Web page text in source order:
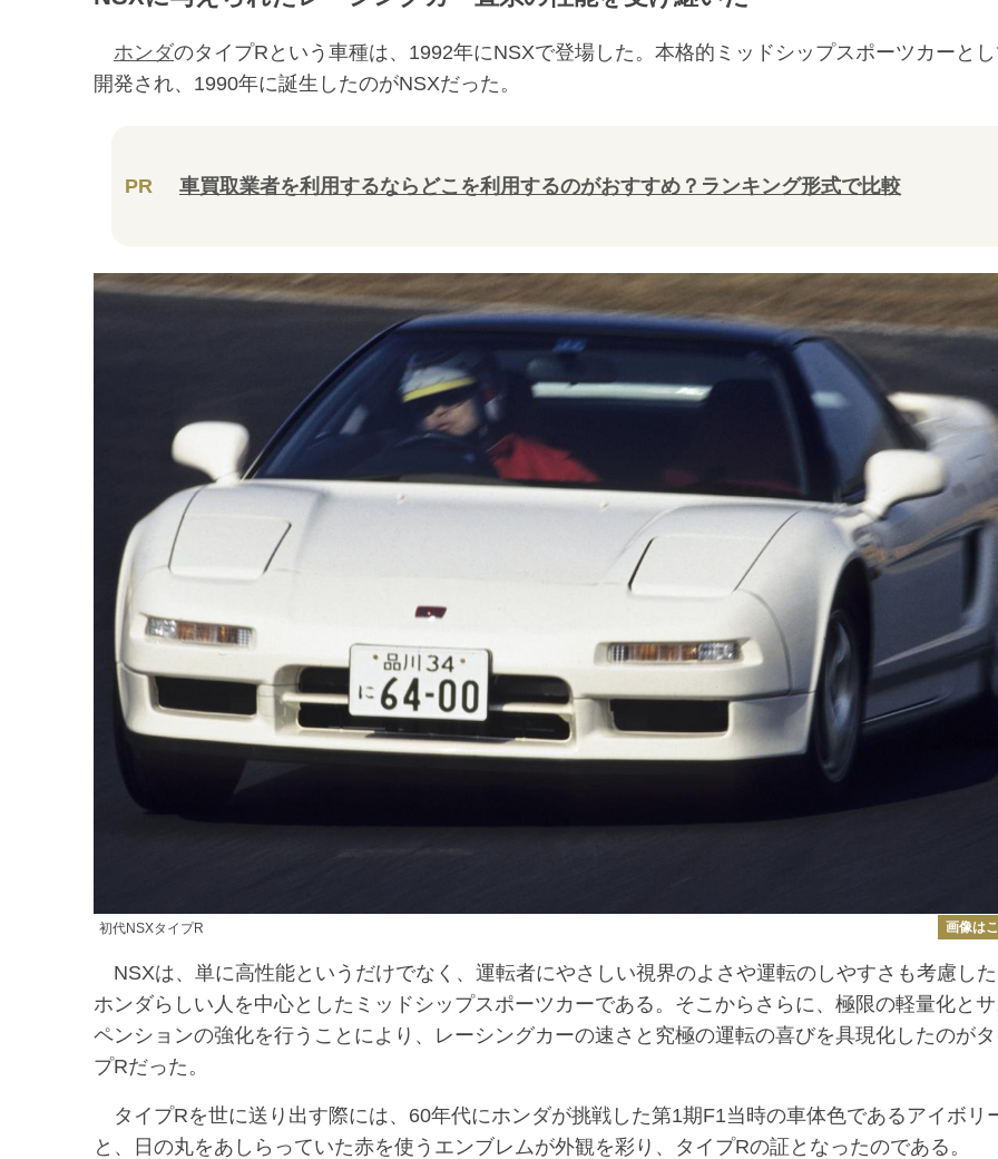
ホンダのタイプRという車種は、1992年にNSXで登場した。本格的ミッドシップスポーツカーと
開発され、1990年に誕生したのがNSXだった。
PR 車買取業者を利用するならどこを利用するのがおすすめ？ランキング形式で比較
初代NSXタイプR 画像は
NSXは、単に高性能というだけでなく、運転者にやさしい視界のよさや運転のしやすさも考慮し
ホンダらしい人を中心としたミッドシップスポーツカーである。そこからさらに、極限の軽量化と
ペンションの強化を行うことにより、レーシングカーの速さと究極の運転の喜びを具現化したのが
プRだった。
タイプRを世に送り出す際には、60年代にホンダが挑戦した第1期F1当時の車体色であるアイボリ
と、日の丸をあしらっていた赤を使うエンブレムが外観を彩り、タイプRの証となったのである。